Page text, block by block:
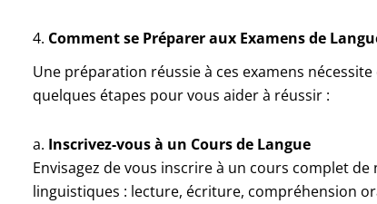
4. Comment se Préparer aux Examens de
Une préparation réussie à ces examens
quelques étapes pour vous aider à réussir :
a. Inscrivez-vous à un Cours de Langue
Envisagez de vous inscrire à un cours complet
linguistiques : lecture, écriture, compréhension